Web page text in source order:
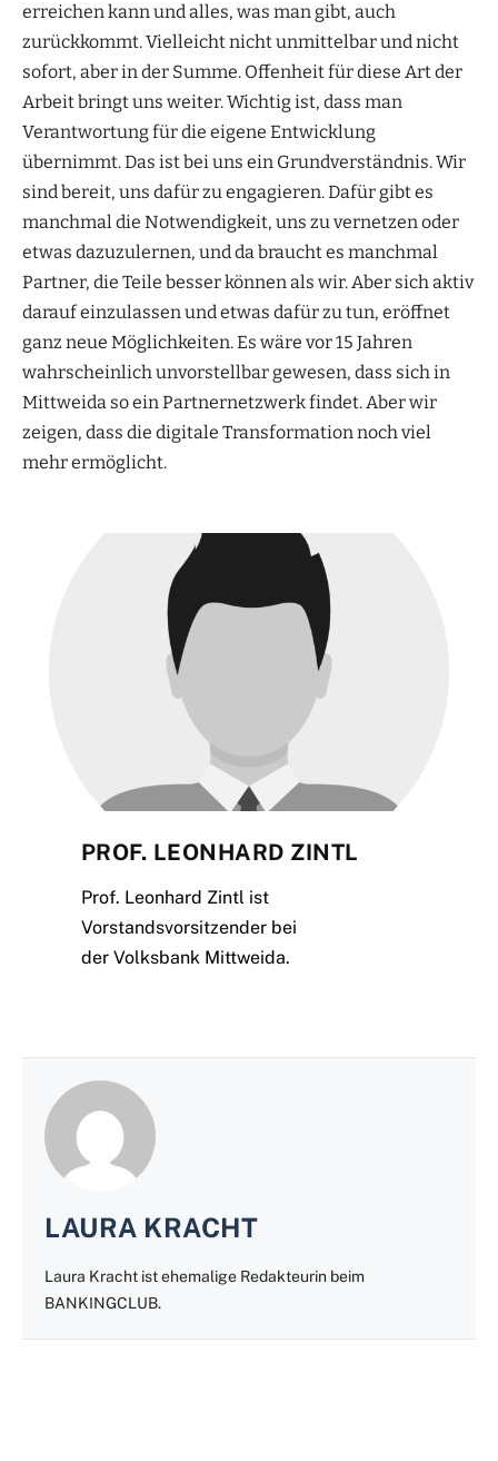
erreichen kann und alles, was man gibt, auch
zurückkommt. Vielleicht nicht unmittelbar und nicht
sofort, aber in der Summe. Offenheit für diese Art der
Arbeit bringt uns weiter. Wichtig ist, dass man
Verantwortung für die eigene Entwicklung
übernimmt. Das ist bei uns ein Grundverständnis. Wir
sind bereit, uns dafür zu engagieren. Dafür gibt es
manchmal die Notwendigkeit, uns zu vernetzen oder
etwas dazuzulernen, und da braucht es manchmal
Partner, die Teile besser können als wir. Aber sich aktiv
darauf einzulassen und etwas dafür zu tun, eröffnet
ganz neue Möglichkeiten. Es wäre vor 15 Jahren
wahrscheinlich unvorstellbar gewesen, dass sich in
Mittweida so ein Partnernetzwerk findet. Aber wir
zeigen, dass die digitale Transformation noch viel
mehr ermöglicht.
PROF. LEONHARD ZINTL
Prof. Leonhard Zintl ist
Vorstandsvorsitzender bei
der Volksbank Mittweida.
LAURA KRACHT
Laura Kracht ist ehemalige Redakteurin beim
BANKINGCLUB.